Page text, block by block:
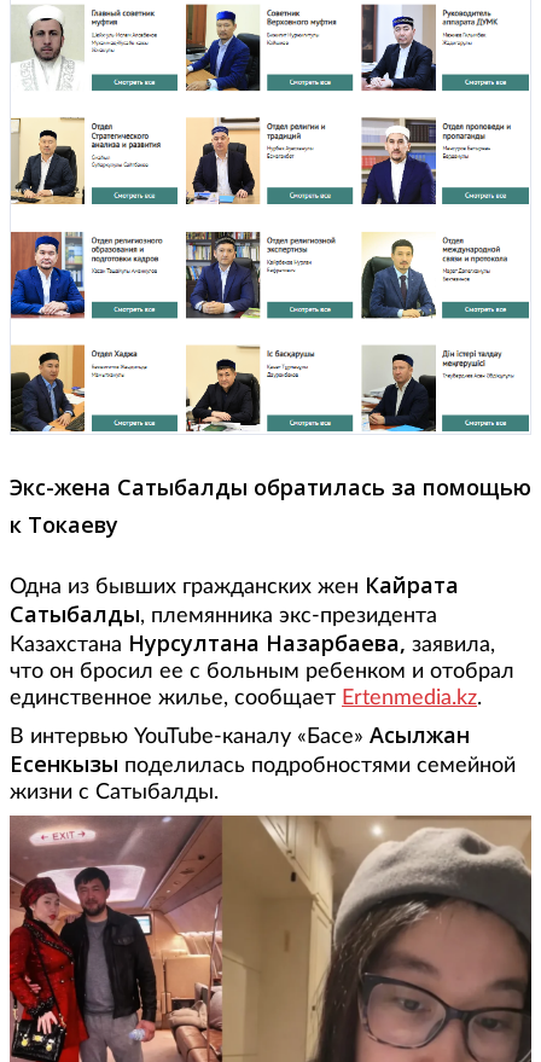
Экс-жена Сатыбалды обратилась за помощью
к Токаеву
Одна из бывших гражданских жен Кайрата
Сатыбалды, племянника экс-президента
Казахстана Нурсултана Назарбаева, заявила,
что он бросил ее с больным ребенком и отобрал
единственное жилье, сообщает Ertenmedia.kz.
В интервью YouTube-каналу «Басе» Асылжан
Есенкызы поделилась подробностями семейной
жизни с Сатыбалды.